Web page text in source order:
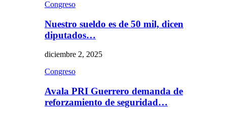
Congreso
Nuestro sueldo es de 50 mil, dicen
diputados…
diciembre 2, 2025
Congreso
Avala PRI Guerrero demanda de
reforzamiento de seguridad…